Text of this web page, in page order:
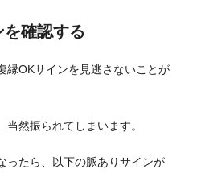
確認する
縁OKサインを見逃さないことが
然振られてしまいます。
ったら、以下の脈ありサインが